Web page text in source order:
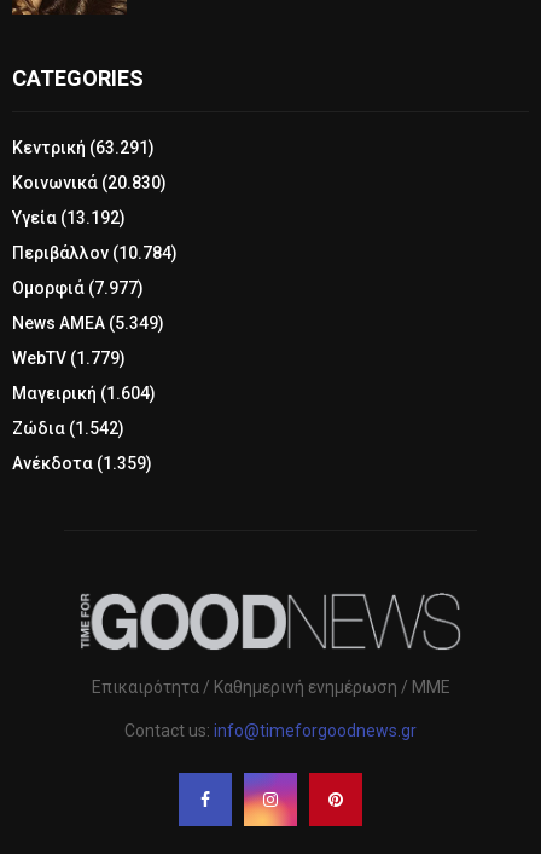
CATEGORIES
Κεντρική (63.291)
Κοινωνικά (20.830)
Υγεία (13.192)
Περιβάλλον (10.784)
Ομορφιά (7.977)
News ΑΜΕΑ (5.349)
WebTV (1.779)
Μαγειρική (1.604)
Ζώδια (1.542)
Ανέκδοτα (1.359)
Επικαιρότητα / Καθημερινή ενημέρωση / ΜΜΕ
Contact us: info@timeforgoodnews.gr